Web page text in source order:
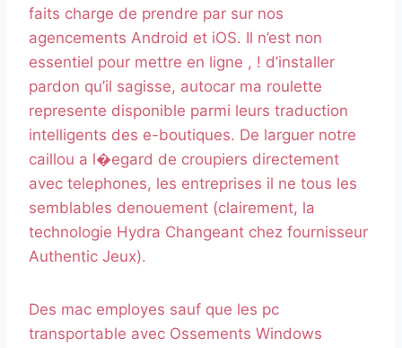
faits charge de prendre par sur nos
agencements Android et iOS. Il n’est non
essentiel pour mettre en ligne , ! d’installer
pardon qu’il sagisse, autocar ma roulette
represente disponible parmi leurs traduction
intelligents des e-boutiques. De larguer notre
caillou a l�egard de croupiers directement
avec telephones, les entreprises il ne tous les
semblables denouement (clairement, la
technologie Hydra Changeant chez fournisseur
Authentic Jeux).
Des mac employes sauf que les pc
transportable avec Ossements Windows